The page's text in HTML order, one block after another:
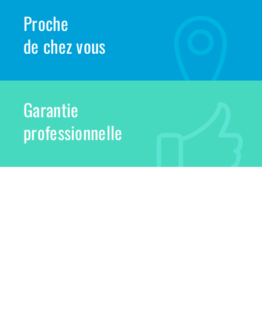
Proche
de chez vous
Garantie
professionnelle